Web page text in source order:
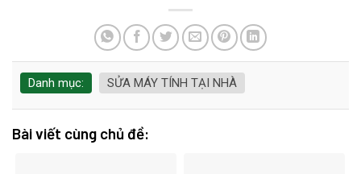
Danh mục: SỬA MÁY TÍNH TẠI NHÀ
Bài viết cùng chủ đề: